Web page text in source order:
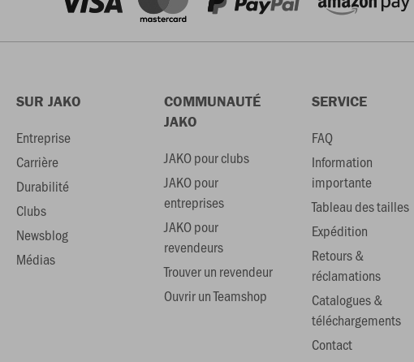
SUR JAKO
Entreprise
Carrière
Durabilité
Clubs
Newsblog
Médias
COMMUNAUTÉ
JAKO
JAKO pour clubs
JAKO pour
entreprises
JAKO pour
revendeurs
Trouver un revendeur
Ouvrir un Teamshop
SERVICE
FAQ
Information
importante
Tableau des tailles
Expédition
Retours &
réclamations
Catalogues &
téléchargements
Contact